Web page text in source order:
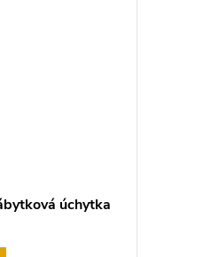
úchytka